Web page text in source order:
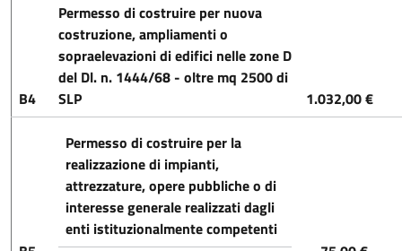
B4
Permesso di costruire per nuova
costruzione, ampliamenti o
sopraelevazioni di edifici nelle zone D
del Dl. n. 1444/68 - oltre mq 2500 di
SLP
1.032,00 €
Permesso di costruire per la
realizzazione di impianti,
attrezzature, opere pubbliche o di
interesse generale realizzati dagli
enti istituzionalmente competenti